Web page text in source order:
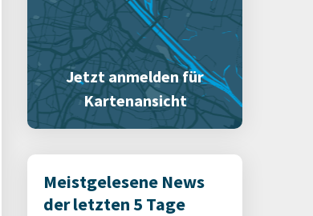
Jetzt anmelden für
Kartenansicht
Meistgelesene News
der letzten 5 Tage